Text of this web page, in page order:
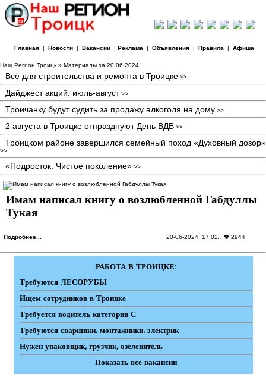
Главная| Новости| Вакансии| Реклама | Объявления| Правила | Афиша
Наш Регион Троицк » Материалы за 20.06.2024
Всё для строительства и ремонта в Троицке >>
Дайджест акций: июль-август>>
Троичанку будут судить за продажу алкоголя на дому >>
2 августа в Троицке отпразднуют День ВДВ >>
Троицком районе завершился семейный поход «Духовный дозор»
>>
«Подросток. Чистое поколение» >>
Имам написал книгу о возлюбленной Габдуллы
Тукая
Подробнее... 20-06-2024, 17:02 . 👁 2944
РАБОТА В ТРОИЦКЕ:
Требуются ЛЕСОРУБЫ
Ищем сотрудников в Троицке
Требуется водитель категории С
Требуются сварщики, монтажники, электрик
Нужен упаковщик, грузчик, озеленитель
Показать все вакансии